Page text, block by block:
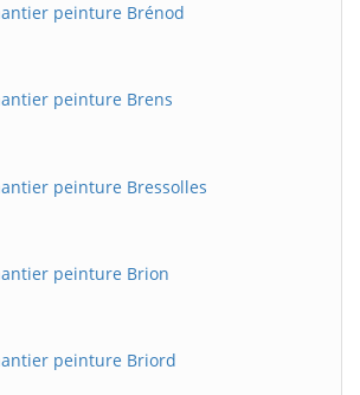
peinture Brénod
peinture Brens
peinture Bressolles
peinture Brion
peinture Briord